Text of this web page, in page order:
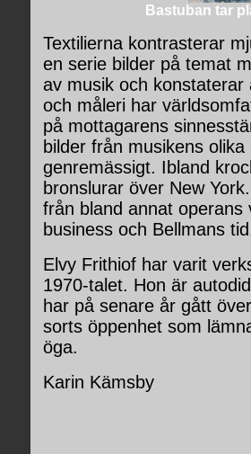
Bastuban tar
Textilierna kontrasterar
en serie bilder på temat
av musik och
och måleri har
på mottagarens
bilder från musikens
genremässigt. Ibland
bronslurar över New
från bland annat
business och Bellmans
Elvy Frithiof har varit
1970-talet. Hon är
har på senare år gått
sorts öppenhet som
öga.
Karin Kämsby